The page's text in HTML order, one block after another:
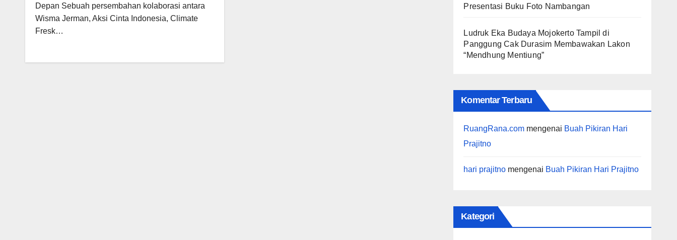
Depan Sebuah persembahan kolaborasi antara
Wisma Jerman, Aksi Cinta Indonesia, Climate
Fresk…
Presentasi Buku Foto Nambangan
Ludruk Eka Budaya Mojokerto Tampil di
Panggung Cak Durasim Membawakan Lakon
“Mendhung Mentiung”
Komentar Terbaru
RuangRana.com mengenai Buah Pikiran Hari
Prajitno
hari prajitno mengenai Buah Pikiran Hari Prajitno
Kategori